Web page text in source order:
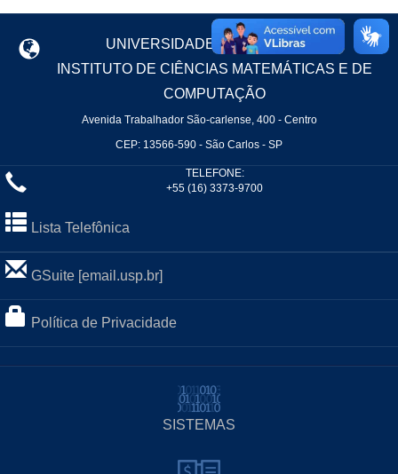
UNIVERSIDADE DE SÃO PAULO
INSTITUTO DE CIÊNCIAS MATEMÁTICAS E DE
COMPUTAÇÃO
Avenida Trabalhador São-carlense, 400 - Centro
CEP: 13566-590 - São Carlos - SP
TELEFONE:
+55 (16) 3373-9700
Lista Telefônica
GSuite [email.usp.br]
Política de Privacidade
SISTEMAS